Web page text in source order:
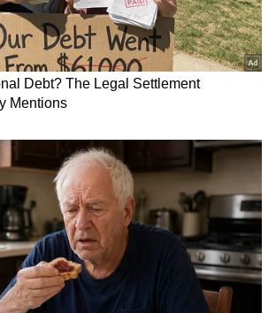
ಏಷ್ಯಾನೆಟ್ ಸುವರ್ಣ ನ್ಯೂಸ್ ಅಧಿಕೃತ
ಮಾಡಿ ಹಾಗು ಎಲ್ಲಾ ಅಪ್‌ಡೇಟ್